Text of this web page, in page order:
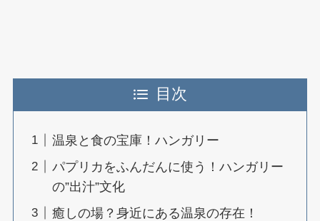
目次
温泉と食の宝庫！ハンガリー
パプリカをふんだんに使う！ハンガリー
の”出汁”文化
癒しの場？身近にある温泉の存在！